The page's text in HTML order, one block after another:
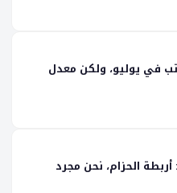
في يوليو، ولكن معدل
الحزام، نحن مجرد